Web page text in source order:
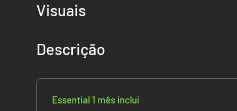
Visuais
Descrição
Essential 1 mês inclui